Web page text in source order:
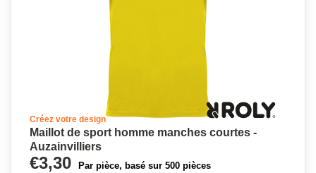
Créez votre design
Maillot de sport homme manches courtes -
Auzainvilliers
€3,30 Par pièce, basé sur 500 pièces